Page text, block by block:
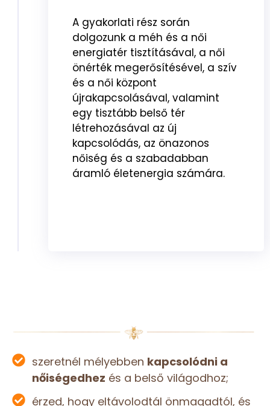
A gyakorlati rész során
dolgozunk a méh és a női
energiatér tisztításával, a női
önérték megerősítésével, a szív
és a női központ
újrakapcsolásával, valamint
egy tisztább belső tér
létrehozásával az új
kapcsolódás, az önazonos
nőiség és a szabadabban
áramló életenergia számára.
szeretnél mélyebben kapcsolódni a
nőiségedhez és a belső világodhoz;
érzed, hogy eltávolodtál önmagadtól, és